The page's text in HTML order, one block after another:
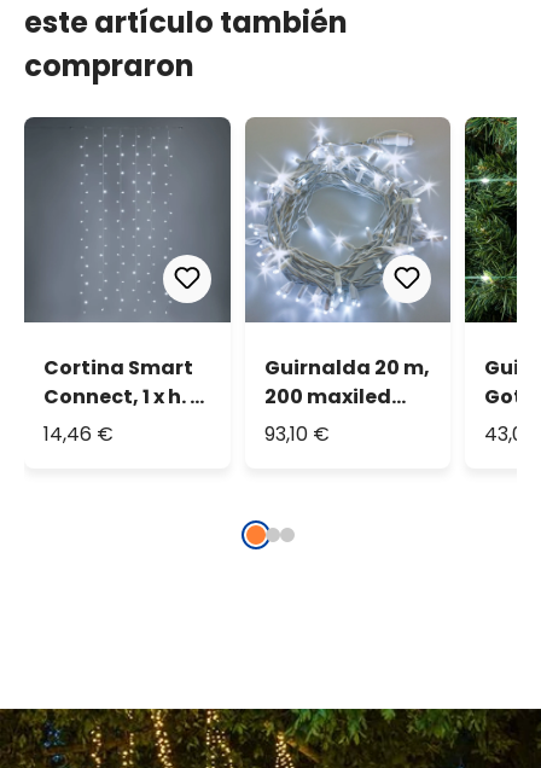
este artículo también
compraron
Cortina Smart
Connect, 1 x h. 2
m, 120 Led
14,46 €
Guirnalda 20 m,
200 maxiled
blanco frío,
93,10 €
75